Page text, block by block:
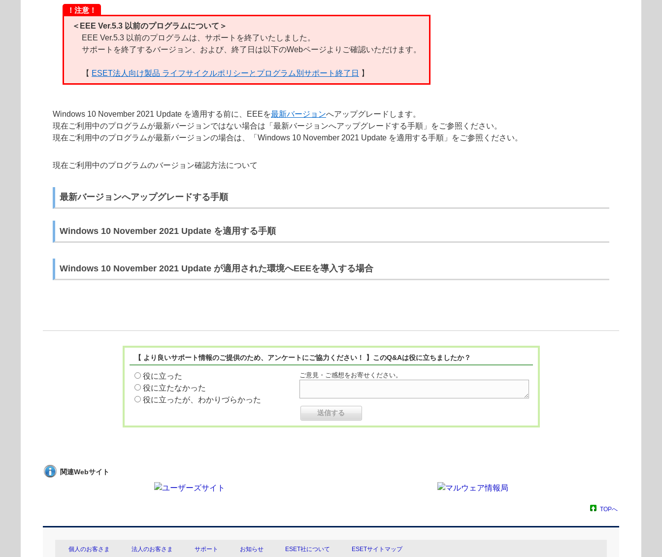
！注意！
＜EEE Ver.5.3 以前のプログラムについて＞
EEE Ver.5.3 以前のプログラムは、サポートを終了いたしました。
サポートを終了するバージョン、および、終了日は以下のWebページよりご確認いただけます。
【 ESET法人向け製品 ライフサイクルポリシーとプログラム別サポート終了日 】
Windows 10 November 2021 Update を適用する前に、EEEを最新バージョンへアップグレードします。
現在ご利用中のプログラムが最新バージョンではない場合は「最新バージョンへアップグレードする手順」をご参照ください。
現在ご利用中のプログラムが最新バージョンの場合は、「Windows 10 November 2021 Update を適用する手順」をご参照ください。
現在ご利用中のプログラムのバージョン確認方法について
最新バージョンへアップグレードする手順
Windows 10 November 2021 Update を適用する手順
Windows 10 November 2021 Update が適用された環境へEEEを導入する場合
【 より良いサポート情報のご提供のため、アンケートにご協力ください！ 】このQ&Aは役に立ちましたか？
役に立った
役に立たなかった
役に立ったが、わかりづらかった
ご意見・ご感想をお寄せください。
関連Webサイト
TOPへ
個人のお客さま 法人のお客さま サポート お知らせ ESET社について ESETサイトマップ